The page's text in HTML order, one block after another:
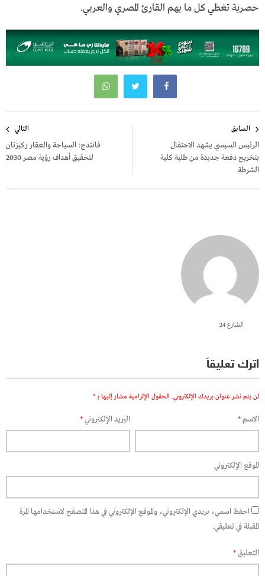
حصرية تغطي كل ما يهم القارئ المصري والعربي.
المقالات
السابق
الرئيس السيسي يشهد الاحتفال
بتخريج دفعة جديدة من طلبة كلية
الشرطة
التالي
فانتدج: السياحة والعقار ركيزتان
لتحقيق أهداف رؤية مصر 2030
الشارع 24
اترك تعليقاً
لن يتم نشر عنوان بريدك الإلكتروني. الحقول الإلزامية مشار إليها بـ *
الاسم* البريد الإلكتروني*
الموقع الإلكتروني
احفظ اسمي، بريدي الإلكتروني، والموقع الإلكتروني في هذا المتصفح لاستخدامها المرة
المقبلة في تعليقي.
التعليق*